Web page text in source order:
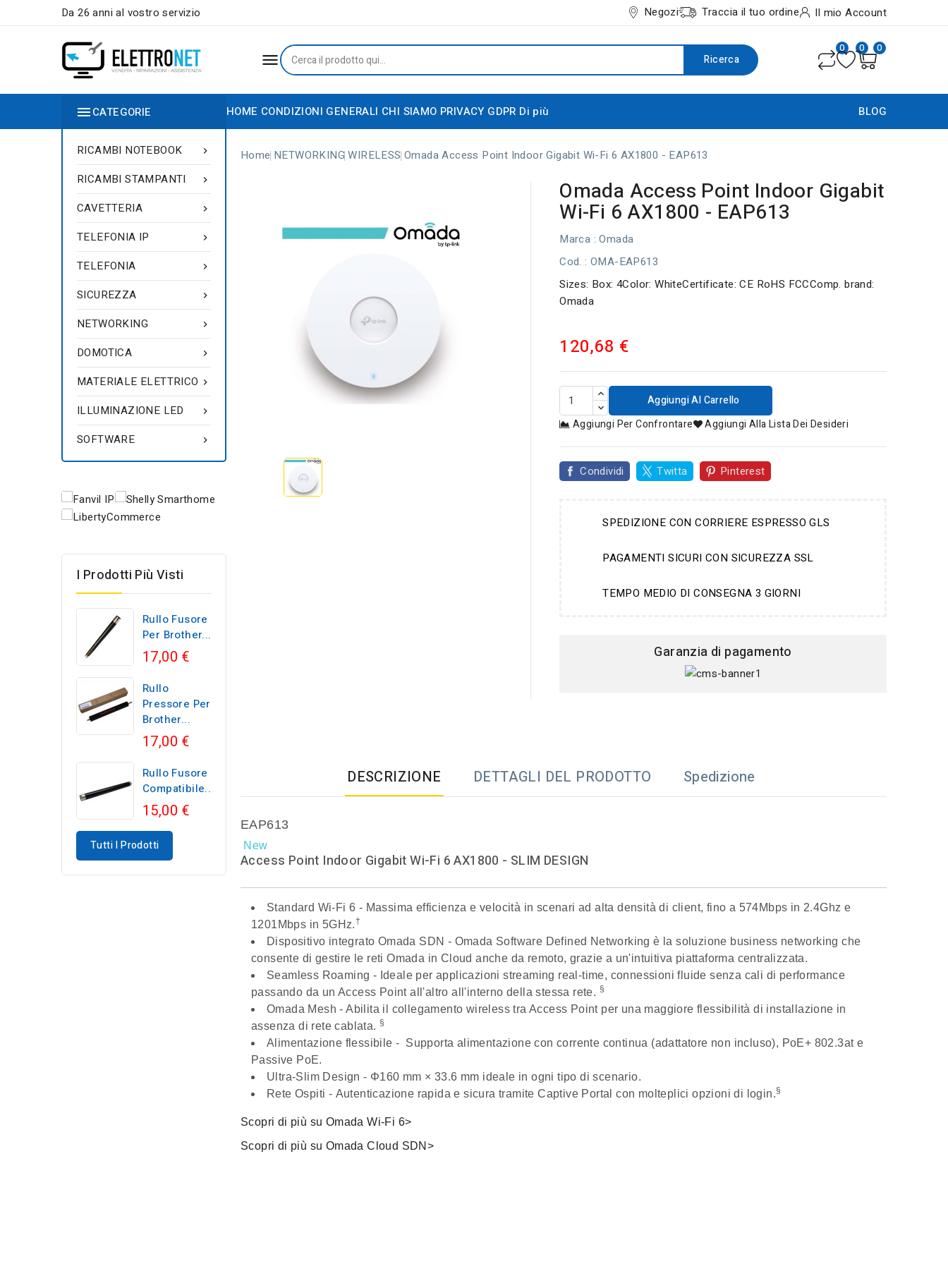
Da 26 anni al vostro servizio Negozi Traccia il tuo ordine Il mio Account
 Ricerca
0 0 0
HOME CONDIZIONI GENERALI CHI SIAMO PRIVACY GDPR Di più BLOG
CATEGORIE

RICAMBI NOTEBOOK

RICAMBI STAMPANTI

CAVETTERIA

TELEFONIA IP

TELEFONIA

SICUREZZA

NETWORKING

DOMOTICA

MATERIALE ELETTRICO

ILLUMINAZIONE LED

SOFTWARE
I Prodotti Più Visti
Rullo Fusore
Per Brother...
17,00 €
Rullo
Pressore Per
Brother...
17,00 €
Rullo Fusore
Compatibile...
15,00 €
Tutti I Prodotti
Home NETWORKING WIRELESS Omada Access Point Indoor Gigabit Wi-Fi 6 AX1800 - EAP613
Omada Access Point Indoor Gigabit
Wi-Fi 6 AX1800 - EAP613
Marca : Omada
Cod. : OMA-EAP613
Sizes: Box: 4Color: WhiteCertificate: CE RoHS FCCComp. brand:
Omada
120,68 €
Aggiungi Al Carrello
Aggiungi Per Confrontare
Aggiungi Alla Lista Dei Desideri
Condividi Twitta Pinterest
SPEDIZIONE CON CORRIERE ESPRESSO GLS
PAGAMENTI SICURI CON SICUREZZA SSL
TEMPO MEDIO DI CONSEGNA 3 GIORNI
Garanzia di pagamento
DESCRIZIONE DETTAGLI DEL PRODOTTO Spedizione
EAP613
New
Access Point Indoor Gigabit Wi-Fi 6 AX1800 - SLIM DESIGN
Standard Wi-Fi 6 - Massima efficienza e velocità in scenari ad alta densità di client, fino a 574Mbps in 2.4Ghz e
1201Mbps in 5GHz.†
Dispositivo integrato Omada SDN - Omada Software Defined Networking è la soluzione business networking che
consente di gestire le reti Omada in Cloud anche da remoto, grazie a un'intuitiva piattaforma centralizzata.
Seamless Roaming - Ideale per applicazioni streaming real-time, connessioni fluide senza cali di performance
passando da un Access Point all'altro all'interno della stessa rete. §
Omada Mesh - Abilita il collegamento wireless tra Access Point per una maggiore flessibilità di installazione in
assenza di rete cablata. §
Alimentazione flessibile - Supporta alimentazione con corrente continua (adattatore non incluso), PoE+ 802.3at e
Passive PoE.
Ultra-Slim Design - Φ160 mm × 33.6 mm ideale in ogni tipo di scenario.
Rete Ospiti - Autenticazione rapida e sicura tramite Captive Portal con molteplici opzioni di login.§
Scopri di più su Omada Wi-Fi 6>​
Scopri di più su Omada Cloud SDN>​